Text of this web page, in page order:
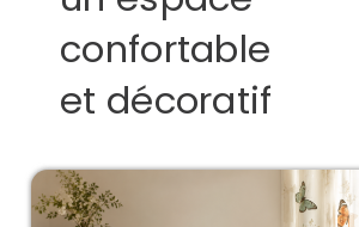
confortable
et décoratif